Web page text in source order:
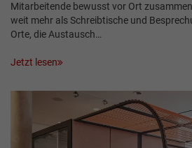
Mitarbeitende bewusst vor Ort
weit mehr als Schreibtische und
Orte, die Austausch…
Jetzt lesen